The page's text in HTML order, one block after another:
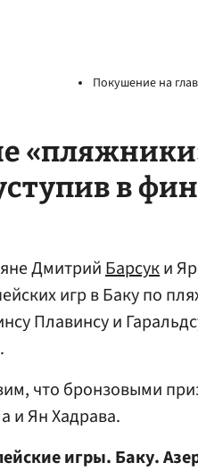
Покушение на
в
ДмитрийБарсуки
игр в Баку по
Плавинсу и
что бронзовыми
и Ян Хадрава.
игры. Баку.